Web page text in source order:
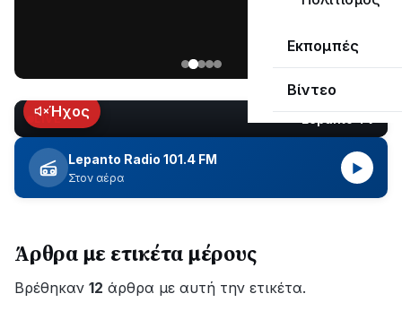
Εκπομπές
Βίντεο
Ναυπάκτου
εδώ
και
περίπου
δύο
ώρες
εξέλιξη
οι
εργασίες
LIVEΉχος
Lepanto Radio 101.4 FM
Στον αέρα
▶
Άρθρα με ετικέτα μέρους
Βρέθηκαν 12 άρθρα με αυτή την ετικέτα.